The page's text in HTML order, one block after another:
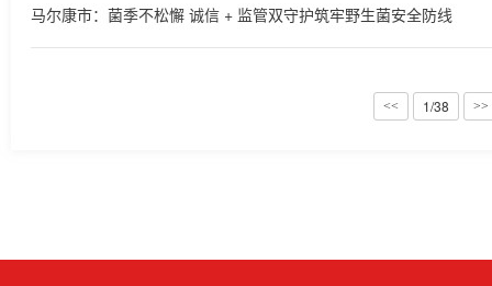
马尔康市：菌季不松懈 诚信 + 监管双守护筑牢野生菌安全防线
<< 1/38 >>